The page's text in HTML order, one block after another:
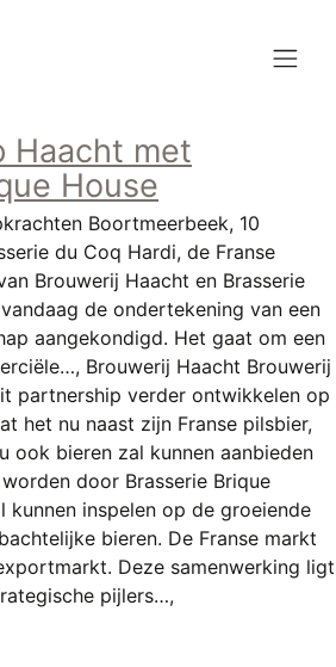
INLOGGEN
HOME
BROUWEN
BLOG
AANBOD
AGENDA
CONTACT
Haacht met
House
Boortmeerbeek, 10
du Coq Hardi, de Franse
Brouwerij Haacht en Brasserie
de ondertekening van een
aangekondigd. Het gaat om een
Brouwerij Haacht Brouwerij
partnership verder ontwikkelen op
het nu naast zijn Franse pilsbier,
ook bieren zal kunnen aanbieden
door Brasserie Brique
kunnen inspelen op de groeiende
bieren. De Franse markt
Deze samenwerking ligt
pijlers…,